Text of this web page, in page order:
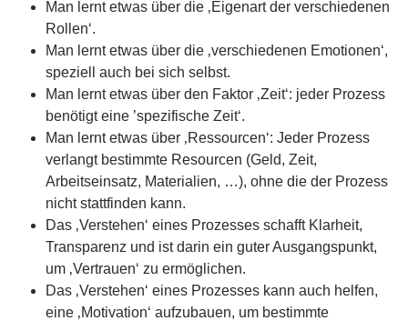
Man lernt etwas über die ‚Eigenart der verschiedenen
Rollen‘.
Man lernt etwas über die ‚verschiedenen Emotionen‘,
speziell auch bei sich selbst.
Man lernt etwas über den Faktor ‚Zeit‘: jeder Prozess
benötigt eine ’spezifische Zeit‘.
Man lernt etwas über ‚Ressourcen‘: Jeder Prozess
verlangt bestimmte Resourcen (Geld, Zeit,
Arbeitseinsatz, Materialien, …), ohne die der Prozess
nicht stattfinden kann.
Das ‚Verstehen‘ eines Prozesses schafft Klarheit,
Transparenz und ist darin ein guter Ausgangspunkt,
um ‚Vertrauen‘ zu ermöglichen.
Das ‚Verstehen‘ eines Prozesses kann auch helfen,
eine ‚Motivation‘ aufzubauen, um bestimmte